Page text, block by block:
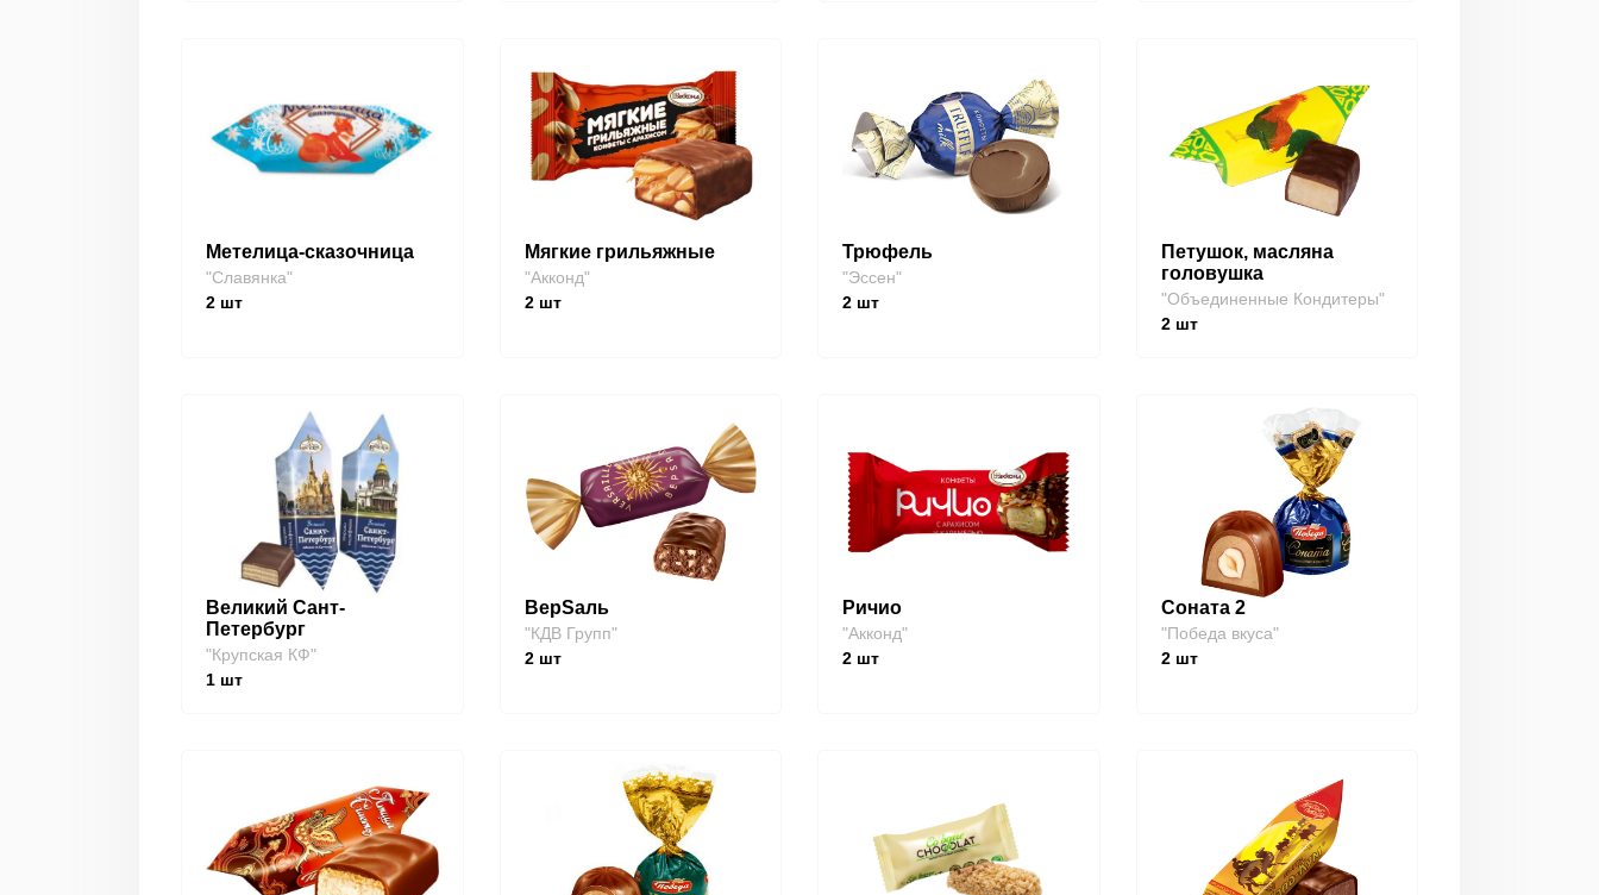
Метелица-сказочница
"Славянка"
2 шт
Мягкие грильяжные
"Акконд"
2шт
Трюфель
"Эссен"
2 шт
Петушок, масляна
головушка
"Объединенные Кондитеры"
2шт
Великий Сант-
Петербург
"Крупская КФ"
1 шт
ВерSаль
"КДВ Групп"
2шт
Ричио
"Акконд"
2 шт
Соната 2
"Победа вкуса"
2шт